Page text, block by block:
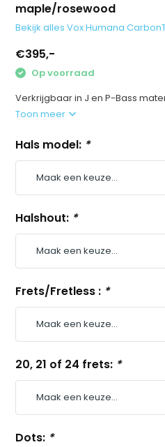
maple/rosewood
Bekijk alles Vox Humana
€395,-
Op voorraad
Verkrijgbaar in J en P-Bass
Toon meer
Hals model: *
Halshout: *
Frets/Fretless : *
20, 21 of 24 frets: *
Dots: *